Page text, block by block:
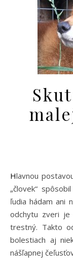
Hlavnou postavou tohoto príbehu je mláďa líšky, ktorému
„človek“
ľudia hádam ani
odchytu zveri je
trestný. Takto
bolestiach aj
nášľapnej